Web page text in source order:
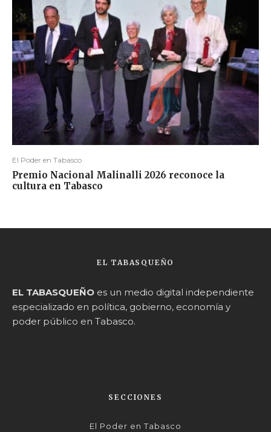
El Poder en Tabasco
Premio Nacional Malinalli 2026 reconoce la
cultura en Tabasco
EL TABASQUEÑO
EL TABASQUEÑO es un medio digital independiente
especializado en política, gobierno, economía y
poder público en Tabasco.
SECCIONES
El Poder en Tabasco